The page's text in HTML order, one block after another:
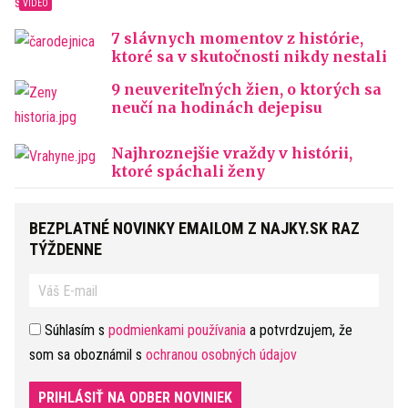
7 slávnych momentov z histórie,
ktoré sa v skutočnosti nikdy nestali
9 neuveriteľných žien, o ktorých sa
neučí na hodinách dejepisu
Najhroznejšie vraždy v histórii,
ktoré spáchali ženy
BEZPLATNÉ NOVINKY EMAILOM Z NAJKY.SK RAZ
TÝŽDENNE
Súhlasím s podmienkami používania a potvrdzujem, že
som sa oboznámil s ochranou osobných údajov
PRIHLÁSIŤ NA ODBER NOVINIEK